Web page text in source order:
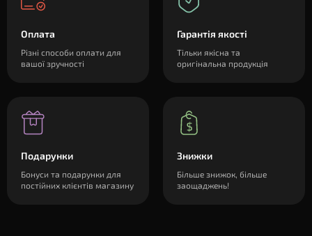
Оплата
Різні способи оплати для
вашої зручності
Гарантія якості
Тільки якісна та
оригінальна продукція
Подарунки
Бонуси та подарунки для
постійних клієнтів магазину
Знижки
Більше знижок, більше
заощаджень!